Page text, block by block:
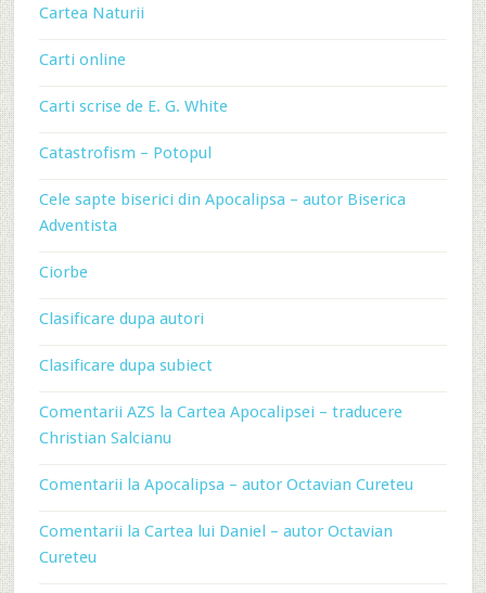
Cartea Naturii
Carti online
Carti scrise de E. G. White
Catastrofism – Potopul
Cele sapte biserici din Apocalipsa – autor Biserica
Adventista
Ciorbe
Clasificare dupa autori
Clasificare dupa subiect
Comentarii AZS la Cartea Apocalipsei – traducere
Christian Salcianu
Comentarii la Apocalipsa – autor Octavian Cureteu
Comentarii la Cartea lui Daniel – autor Octavian
Cureteu